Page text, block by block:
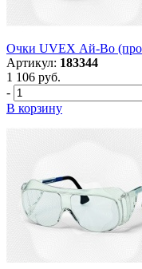
Очки UVEX Ай-Во
Артикул: 183344
1 106 руб.
-
В корзину